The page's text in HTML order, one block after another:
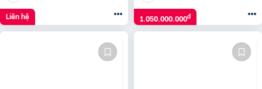
Liên hệ 1.050.000.000đ